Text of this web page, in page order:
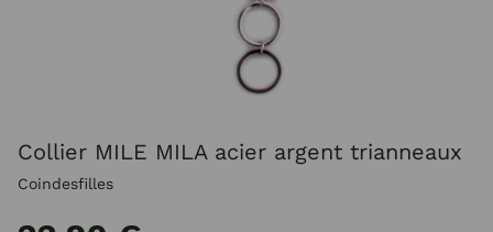
Collier MILE MILA acier argent trianneaux
Coindesfilles